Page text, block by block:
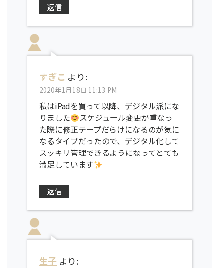
返信
すぎこ より:
2020年1月18日 11:13 PM
私はiPadを買って以降、デジタル派にな
りました
スケジュール変更が重なっ
た際に修正テープだらけになるのが気に
なるタイプだったので、デジタル化して
スッキリ管理できるようになってとても
満足しています
返信
生子 より: